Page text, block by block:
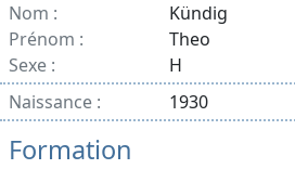
Nom :
Kündig
Prénom :
Theo
Sexe :
H
Naissance :
1930
Formation